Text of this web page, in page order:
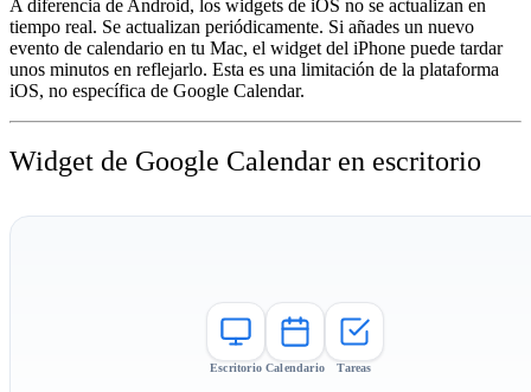
A diferencia de Android, los widgets de iOS no se actualizan en
tiempo real. Se actualizan periódicamente. Si añades un nuevo
evento de calendario en tu Mac, el widget del iPhone puede tardar
unos minutos en reflejarlo. Esta es una limitación de la plataforma
iOS, no específica de Google Calendar.
Widget de Google Calendar en escritorio
Escritorio Calendario Tareas